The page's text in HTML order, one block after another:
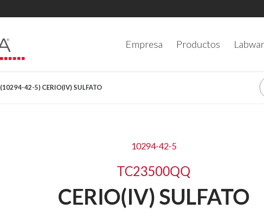
Empresa Productos
(10294-42-5) CERIO(IV) SULFATO
10294-42-5
TC23500QQ
CERIO(IV) SULFATO